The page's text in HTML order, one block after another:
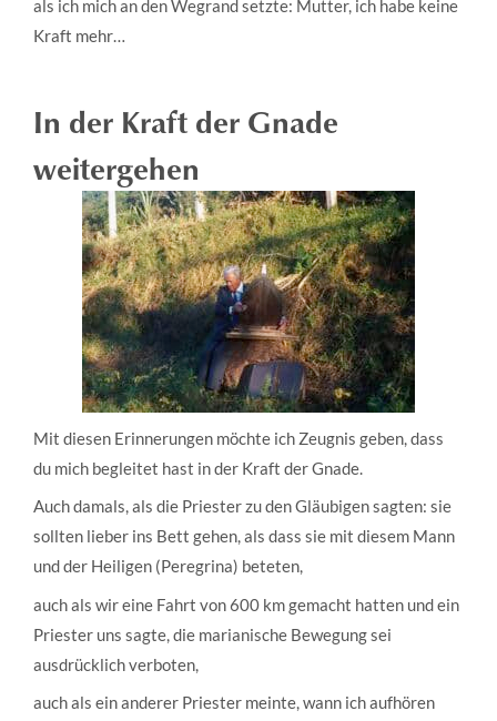
als ich mich an den Wegrand setzte: Mutter, ich habe keine
Kraft mehr…
In der Kraft der Gnade
weitergehen
Mit diesen Erinnerungen möchte ich Zeugnis geben, dass
du mich begleitet hast in der Kraft der Gnade.
Auch damals, als die Priester zu den Gläubigen sagten: sie
sollten lieber ins Bett gehen, als dass sie mit diesem Mann
und der Heiligen (Peregrina) beteten,
auch als wir eine Fahrt von 600 km gemacht hatten und ein
Priester uns sagte, die marianische Bewegung sei
ausdrücklich verboten,
auch als ein anderer Priester meinte, wann ich aufhören